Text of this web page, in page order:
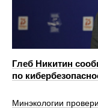
Глеб Никитин
по
Минэкологии